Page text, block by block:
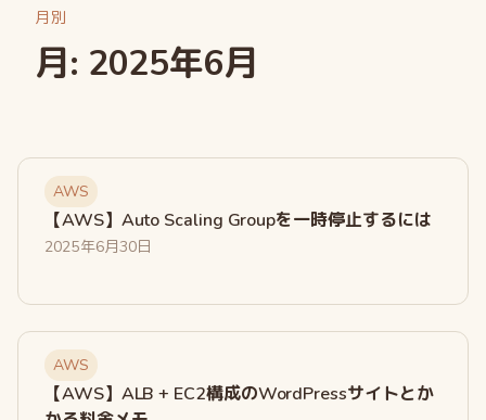
月別
月: 2025年6月
AWS
【AWS】Auto Scaling Groupを一時停止するには
2025年6月30日
AWS
【AWS】ALB + EC2構成のWordPressサイトとか